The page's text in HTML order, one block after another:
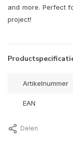
and more. Perfect
project!
Artikelnummer
EAN
Delen